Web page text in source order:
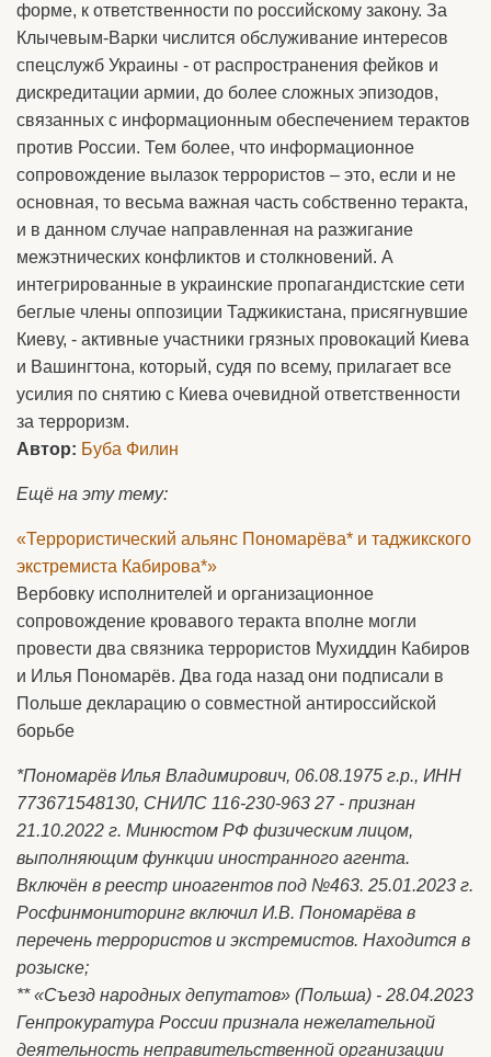
форме, к ответственности по российскому закону. За
Клычевым-Варки числится обслуживание интересов
спецслужб Украины - от распространения фейков и
дискредитации армии, до более сложных эпизодов,
связанных с информационным обеспечением терактов
против России. Тем более, что информационное
сопровождение вылазок террористов – это, если и не
основная, то весьма важная часть собственно теракта,
и в данном случае направленная на разжигание
межэтнических конфликтов и столкновений. А
интегрированные в украинские пропагандистские сети
беглые члены оппозиции Таджикистана, присягнувшие
Киеву, - активные участники грязных провокаций Киева
и Вашингтона, который, судя по всему, прилагает все
усилия по снятию с Киева очевидной ответственности
за терроризм.
Автор: Буба Филин
Ещё на эту тему:
«Террористический альянс Пономарёва* и таджикского
экстремиста Кабирова*»
Вербовку исполнителей и организационное
сопровождение кровавого теракта вполне могли
провести два связника террористов Мухиддин Кабиров
и Илья Пономарёв. Два года назад они подписали в
Польше декларацию о совместной антироссийской
борьбе
*Пономарёв Илья Владимирович, 06.08.1975 г.р., ИНН
773671548130, СНИЛС 116-230-963 27 - признан
21.10.2022 г. Минюстом РФ физическим лицом,
выполняющим функции иностранного агента.
Включён в реестр иноагентов под №463. 25.01.2023 г.
Росфинмониторинг включил И.В. Пономарёва в
перечень террористов и экстремистов. Находится в
розыске;
** «Съезд народных депутатов» (Польша) - 28.04.2023
Генпрокуратура России признала нежелательной
деятельность неправительственной организации